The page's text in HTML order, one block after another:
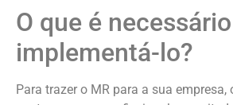
O que é
implementá-lo?
Para trazer o MR para a sua empresa,